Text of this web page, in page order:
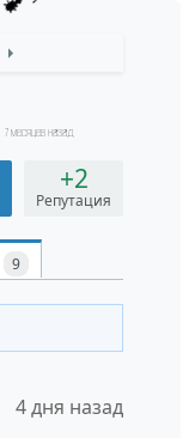
7 месяцев назад
+2
Репутация
9
4 дня назад